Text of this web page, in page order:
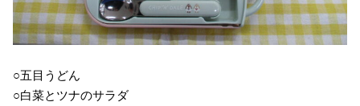
課外授業
○五目うどん
○白菜とツナのサラダ